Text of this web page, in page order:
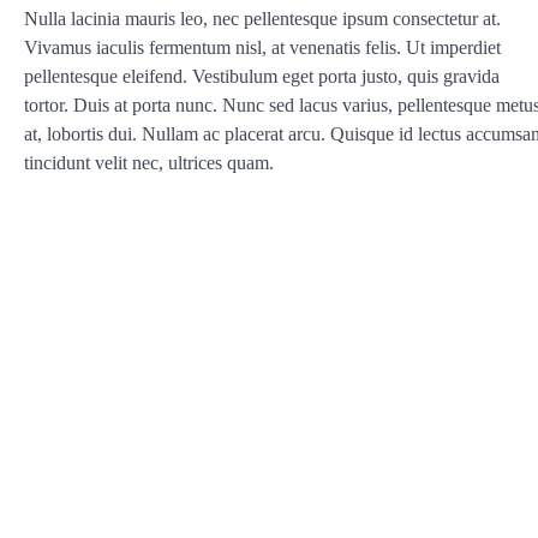
Nulla lacinia mauris leo, nec pellentesque ipsum consectetur at.
Vivamus iaculis fermentum nisl, at venenatis felis. Ut imperdiet
pellentesque eleifend. Vestibulum eget porta justo, quis gravida
tortor. Duis at porta nunc. Nunc sed lacus varius, pellentesque
at, lobortis dui. Nullam ac placerat arcu. Quisque id lectus
tincidunt velit nec, ultrices quam.